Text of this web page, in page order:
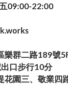
09:00-22:00
樂群二路189號
口步行10分
花園三、敬業四